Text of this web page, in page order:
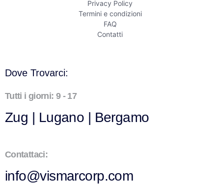
Privacy Policy
Termini e condizioni
FAQ
Contatti
Dove Trovarci:
Tutti i giorni: 9 - 17
Zug | Lugano | Bergamo
Contattaci:
info@vismarcorp.com